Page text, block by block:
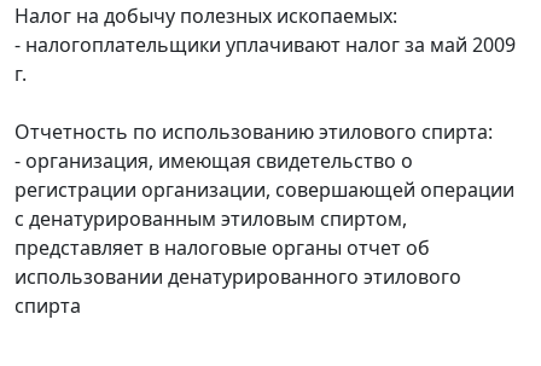
Налог на добычу полезных ископаемых:
- налогоплательщики уплачивают налог за май 2009
г.
Отчетность по использованию этилового спирта:
- организация, имеющая свидетельство о
регистрации организации, совершающей операции
с денатурированным этиловым спиртом,
представляет в налоговые органы отчет об
использовании денатурированного этилового
спирта